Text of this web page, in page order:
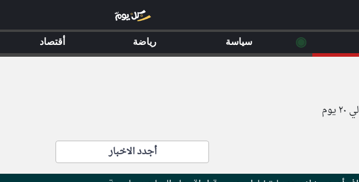
أجدد الاخبار
◉ سياسة رياضة أقتصاد